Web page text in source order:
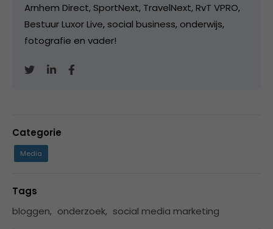
Arnhem Direct, SportNext, TravelNext, RvT VPRO,
Bestuur Luxor Live, social business, onderwijs,
fotografie en vader!
Categorie
Media
Tags
bloggen, onderzoek, social media marketing